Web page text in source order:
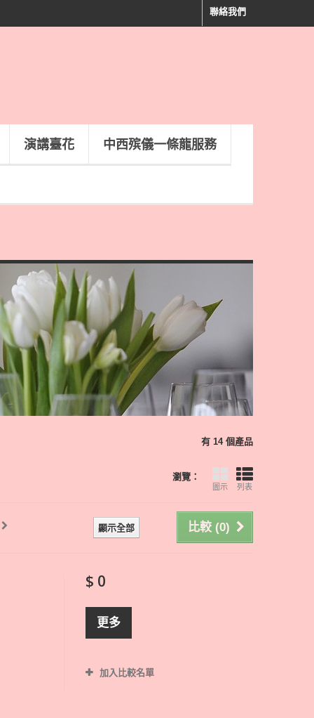
聯絡我們
演講臺花 中西殡儀一條龍服務
有 14 個產品
瀏覽：
圖示 列表
比較 (0)
顯示全部
$ 0
更多
加入比較名單